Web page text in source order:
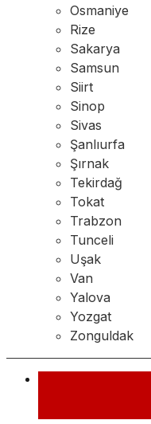
Osmaniye
Rize
Sakarya
Samsun
Siirt
Sinop
Sivas
Şanlıurfa
Şırnak
Tekirdağ
Tokat
Trabzon
Tunceli
Uşak
Van
Yalova
Yozgat
Zonguldak